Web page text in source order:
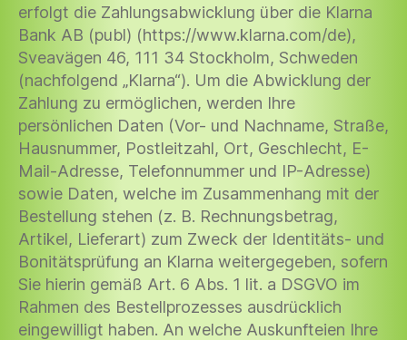
erfolgt die Zahlungsabwicklung über die Klarna
Bank AB (publ) (https://www.klarna.com/de),
Sveavägen 46, 111 34 Stockholm, Schweden
(nachfolgend „Klarna“). Um die Abwicklung der
Zahlung zu ermöglichen, werden Ihre
persönlichen Daten (Vor- und Nachname, Straße,
Hausnummer, Postleitzahl, Ort, Geschlecht, E-
Mail-Adresse, Telefonnummer und IP-Adresse)
sowie Daten, welche im Zusammenhang mit der
Bestellung stehen (z. B. Rechnungsbetrag,
Artikel, Lieferart) zum Zweck der Identitäts- und
Bonitätsprüfung an Klarna weitergegeben, sofern
Sie hierin gemäß Art. 6 Abs. 1 lit. a DSGVO im
Rahmen des Bestellprozesses ausdrücklich
eingewilligt haben. An welche Auskunfteien Ihre